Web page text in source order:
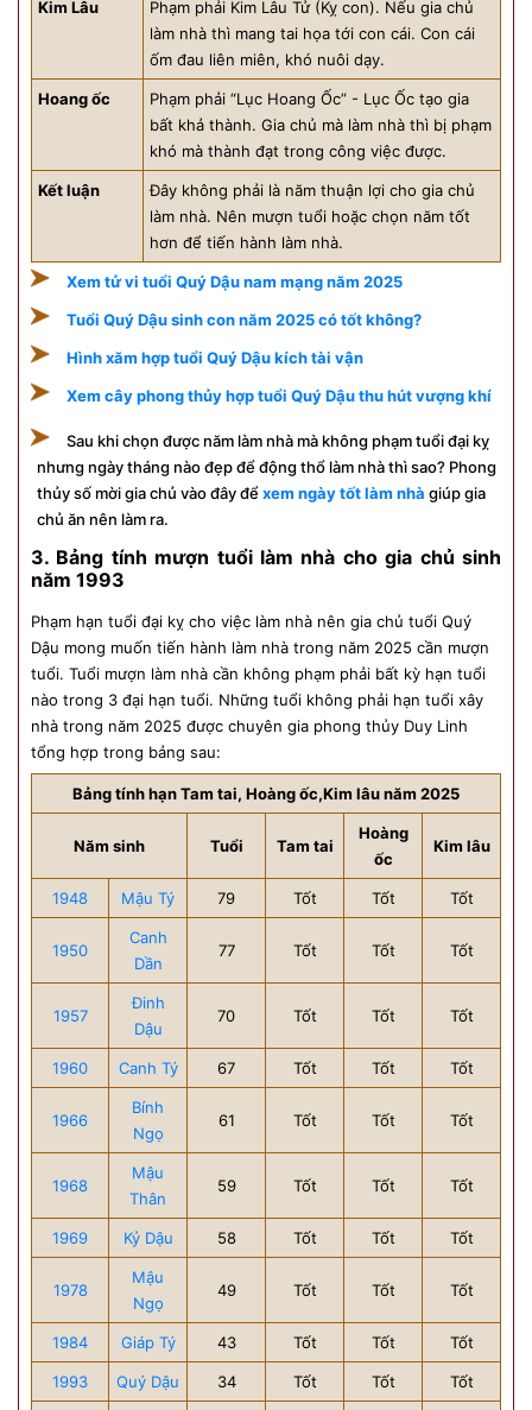
Kim Lâu
Phạm phải Kim Lâu Tử (Kỵ con). Nếu gia chủ
làm nhà thì mang tai họa tới con cái. Con cái
ốm đau liên miên, khó nuôi dạy.
Hoang ốc
Phạm phải “Lục Hoang Ốc” - Lục Ốc tạo gia
bất khả thành. Gia chủ mà làm nhà thì bị phạm
khó mà thành đạt trong công việc được.
Kết luận
Đây không phải là năm thuận lợi cho gia chủ
làm nhà. Nên mượn tuổi hoặc chọn năm tốt
hơn để tiến hành làm nhà.
Xem tử vi tuổi Quý Dậu nam mạng năm 2025
Tuổi Quý Dậu sinh con năm 2025 có tốt không?
Hình xăm hợp tuổi Quý Dậu kích tài vận
Xem cây phong thủy hợp tuổi Quý Dậu thu hút vượng khí
Sau khi chọn được năm làm nhà mà không phạm tuổi đại kỵ
nhưng ngày tháng nào đẹp để động thổ làm nhà thì sao? Phong
thủy số mời gia chủ vào đây đểxem ngày tốt làm nhà giúp gia
chủ ăn nên làm ra.
3. Bảng tính mượn tuổi làm nhà cho gia chủ sinh
năm 1993
Phạm hạn tuổi đại kỵ cho việc làm nhà nên gia chủ tuổi Quý
Dậu mong muốn tiến hành làm nhà trong năm 2025 cần mượn
tuổi. Tuổi mượn làm nhà cần không phạm phải bất kỳ hạn tuổi
nào trong 3 đại hạn tuổi. Những tuổi không phải hạn tuổi xây
nhà trong năm 2025 được chuyên gia phong thủy Duy Linh
tổng hợp trong bảng sau:
Bảng tính hạn Tam tai, Hoàng ốc,Kim lâu năm 2025
Năm sinh Tuổi Tam tai
Hoàng
ốc
Kim lâu
1948 Mậu Tý 79 Tốt Tốt Tốt
1950
Canh
Dần
77 Tốt Tốt Tốt
1957
Đinh
Dậu
70 Tốt Tốt Tốt
1960 Canh Tý 67 Tốt Tốt Tốt
1966
Bính
Ngọ
61 Tốt Tốt Tốt
1968
Mậu
Thân
59 Tốt Tốt Tốt
1969 Kỷ Dậu 58 Tốt Tốt Tốt
1978
Mậu
Ngọ
49 Tốt Tốt Tốt
1984 Giáp Tý 43 Tốt Tốt Tốt
1993 Quý Dậu 34 Tốt Tốt Tốt